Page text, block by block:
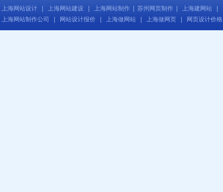
上海网站设计 上海网站建设 上海网站制作 苏州网页制作 上海建网站
上海网站制作公司
网站设计报价 上海做网站 上海做网页 网页设计价格